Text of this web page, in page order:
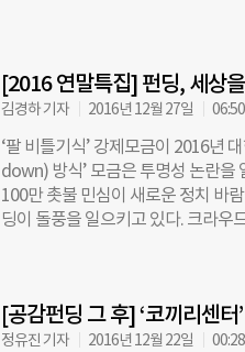
GBM코리아의 원두 판매 수익금
수익이 늘면 빈손채움의 공익 사업
사로 스폐셜티를 구매하겠다고 연
딩 수익금 600여만원과 재단의 사
여만원 상당 가공 시설을 설치했다.
지면서 가공 비용이 절감되고 원두
었다”고 했다. 이 총장은 또 “소규
딩은 해외 빈곤 지역과 국내 후원자
드 회사, 페어트레이드코리아 그루
[2016 연말특집] 펀딩, 세상
김경하 기자 2016년 12월 27일 06:50
‘팔 비틀기식’ 강제모금이 2016년
down) 방식’ 모금은 투명성 논란을
100만 촛불 민심이 새로운 정치 바
딩이 돌풍을 일으키고 있다. 크라우
진입 문턱을 대폭 낮췄다. 미디어,
누구든지 공익 목적으로 펀딩을 개
[공감펀딩 그 후] ‘코끼리센
정유진 기자 2016년 12월 22일 00:28